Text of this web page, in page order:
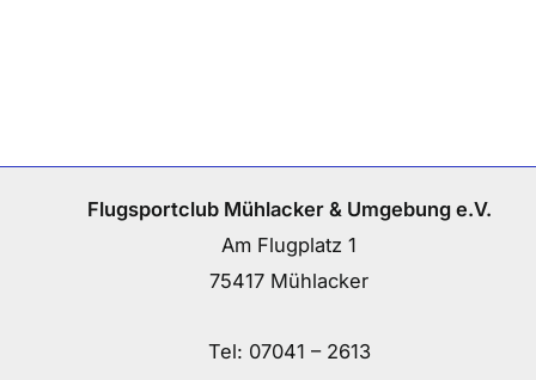
Flugsportclub Mühlacker & Umgebung e.V.
Am Flugplatz 1
75417 Mühlacker
Tel: 07041 – 2613